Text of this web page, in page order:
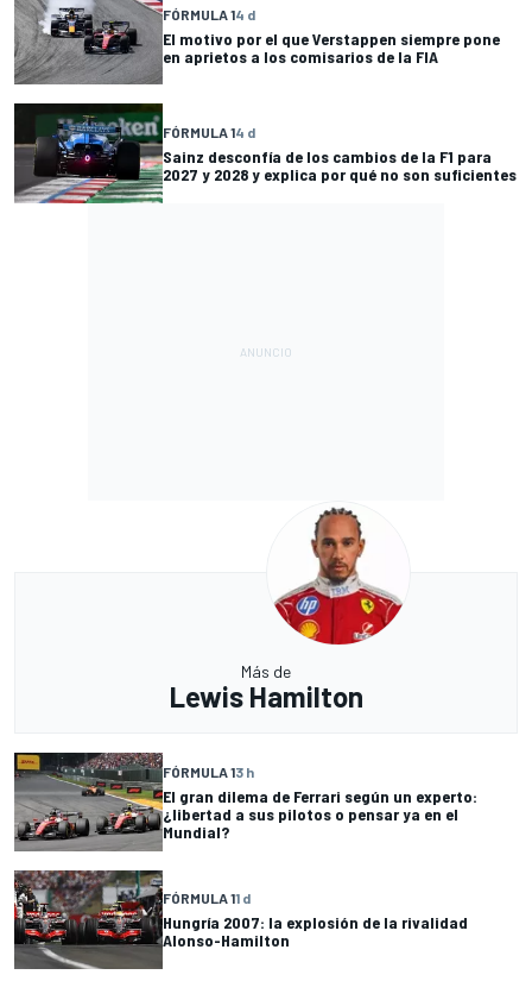
FÓRMULA 14 d
El motivo por el que Verstappen siempre pone
en aprietos a los comisarios de la FIA
FÓRMULA 14 d
Sainz desconfía de los cambios de la F1 para
2027 y 2028 y explica por qué no son suficientes
Más de
Lewis Hamilton
FÓRMULA 13 h
El gran dilema de Ferrari según un experto:
¿libertad a sus pilotos o pensar ya en el
Mundial?
FÓRMULA 11 d
Hungría 2007: la explosión de la rivalidad
Alonso-Hamilton